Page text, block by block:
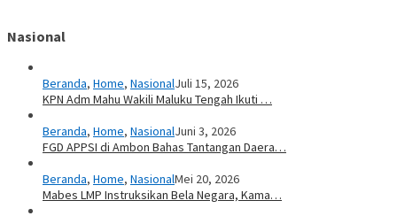
Nasional
Beranda, Home, NasionalJuli 15, 2026
KPN Adm Mahu Wakili Maluku Tengah Ikuti …
Beranda, Home, NasionalJuni 3, 2026
FGD APPSI di Ambon Bahas Tantangan Daera…
Beranda, Home, NasionalMei 20, 2026
Mabes LMP Instruksikan Bela Negara, Kama…